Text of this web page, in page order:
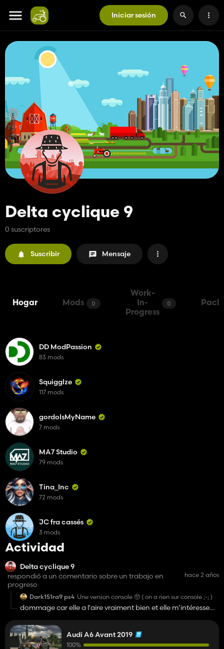
Iniciar sesión
Delta cyclique 9
0 suscriptores
Suscribir Mensaje
Hogar Mods 0
Work-
In-
Progress
0
Actividad
Delta cyclique 9
respondió a un comentario sobre un trabajo en
progreso
hace 2 años
Dark151ra9 ps4 Une version console 🥺 ( on a rien sur console ;-; )
dommage car elle a l'aire vraiment bien et elle m’intéresse
😑😑
Audi A6 Avant 2019
100%
DD ModPassion
83 mods
Squigglze
117 mods
gordoIsMyName
7 mods
MA7 Studio
79 mods
Tina_Inc
72 mods
JC fra cassés
3 mods